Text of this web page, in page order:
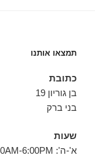
תמצאו אותנו
כתובת
בן גוריון 19
בני ברק
שעות
א'-ה': 8:30AM-6:00PM